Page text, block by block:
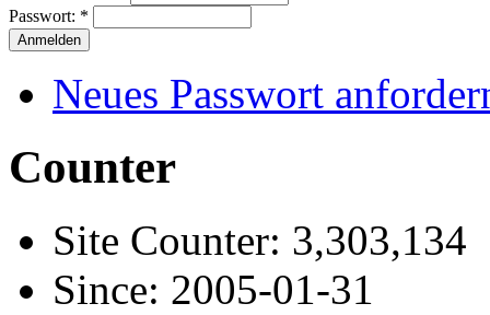
Passwort: *
Neues Passwort
Counter
Site Counter: 3,303,134
Since: 2005-01-31